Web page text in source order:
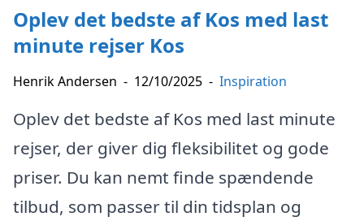
Oplev det bedste af Kos med last
minute rejser Kos
Henrik Andersen - 12/10/2025 - Inspiration
Oplev det bedste af Kos med last minute
rejser, der giver dig fleksibilitet og gode
priser. Du kan nemt finde spændende
tilbud, som passer til din tidsplan og